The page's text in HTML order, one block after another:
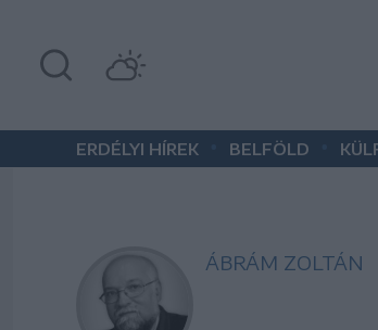
ERDÉLYI HÍREK BELFÖLD
ÁBRÁM ZOLTÁN